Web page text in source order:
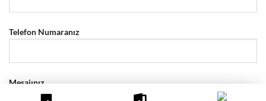
Telefon Numaranız
Mesajınız